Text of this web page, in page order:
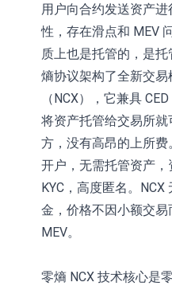
用户向合约发送资产
性，存在滑点和 MEV
质上也是托管的，是
熵协议架构了全新交
（NCX），它兼具
将资产托管给交易所
方，没有高昂的上所
开户，无需托管资产
KYC，高度匿名。NCX
金，价格不因小额交易
MEV。
零熵 NCX 技术核心是